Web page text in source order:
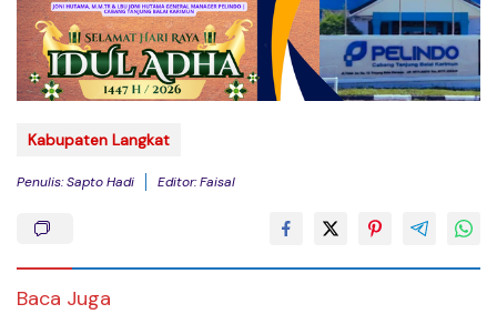
Kabupaten Langkat
Penulis: Sapto Hadi Editor: Faisal
Baca Juga